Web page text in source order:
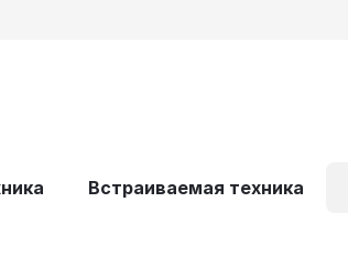
Встраиваемая техника